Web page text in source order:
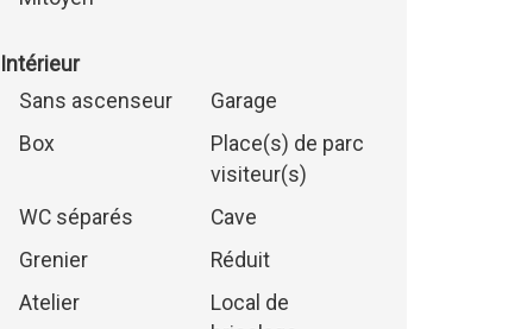
Intérieur
Sans ascenseur
Garage
Box
Place(s) de parc
visiteur(s)
WC séparés
Cave
Grenier
Réduit
Atelier
Local de